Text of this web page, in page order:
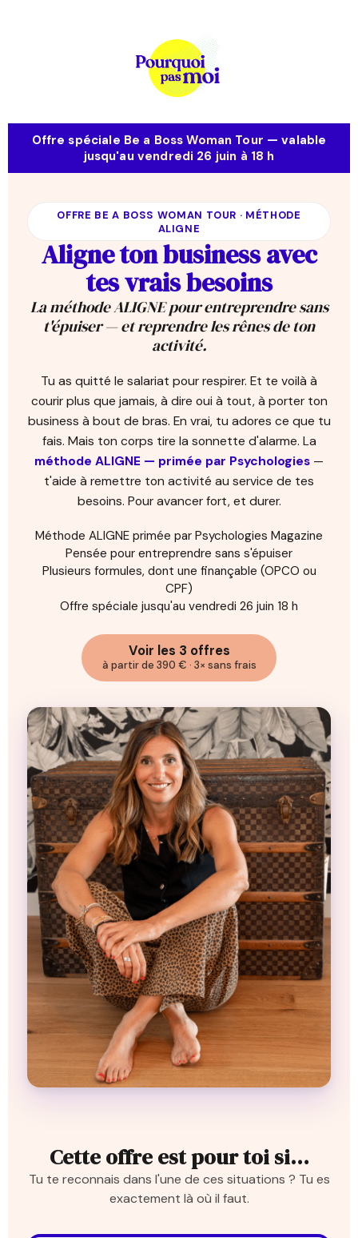
Offre spéciale Be a Boss Woman Tour — valable
jusqu'au vendredi 26 juin à 18 h
OFFRE BE A BOSS WOMAN TOUR · MÉTHODE
ALIGNE
Aligne ton business avec
tes vrais besoins
La méthode ALIGNE pour entreprendre sans
t'épuiser — et reprendre les rênes de ton
activité.
Tu as quitté le salariat pour respirer. Et te voilà à
courir plus que jamais, à dire oui à tout, à porter ton
business à bout de bras. En vrai, tu adores ce que tu
fais. Mais ton corps tire la sonnette d'alarme. La
méthode ALIGNE — primée par Psychologies —
t'aide à remettre ton activité au service de tes
besoins. Pour avancer fort, et durer.
Méthode ALIGNE primée par Psychologies Magazine
Pensée pour entreprendre sans s'épuiser
Plusieurs formules, dont une finançable (OPCO ou
CPF)
Offre spéciale jusqu'au vendredi 26 juin 18 h
Voir les 3 offres
à partir de 390 € · 3× sans frais
Cette offre est pour toi si…
Tu te reconnais dans l'une de ces situations ? Tu es
exactement là où il faut.